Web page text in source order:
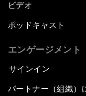
ビデオ
ポッドキャスト
エンゲージメント
サインイン
パートナー（組織）